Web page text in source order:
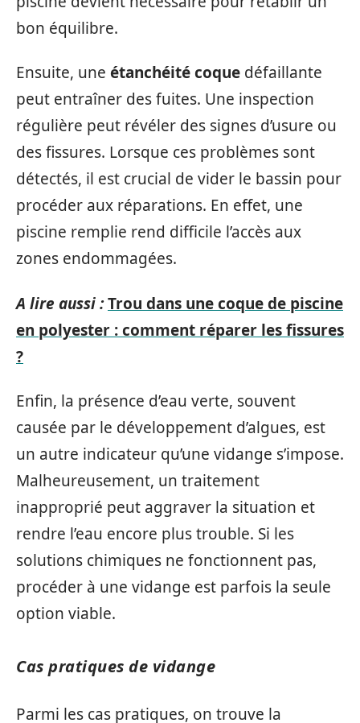
bon équilibre.
Ensuite, une étanchéité coque défaillante
peut entraîner des fuites. Une inspection
régulière peut révéler des signes d’usure ou
des fissures. Lorsque ces problèmes sont
détectés, il est crucial de vider le bassin pour
procéder aux réparations. En effet, une
piscine remplie rend difficile l’accès aux
zones endommagées.
A lire aussi :Trou dans une coque de piscine
en polyester : comment réparer les fissures
?
Enfin, la présence d’eau verte, souvent
causée par le développement d’algues, est
un autre indicateur qu’une vidange s’impose.
Malheureusement, un traitement
inapproprié peut aggraver la situation et
rendre l’eau encore plus trouble. Si les
solutions chimiques ne fonctionnent pas,
procéder à une vidange est parfois la seule
option viable.
Cas pratiques de vidange
Parmi les cas pratiques, on trouve la